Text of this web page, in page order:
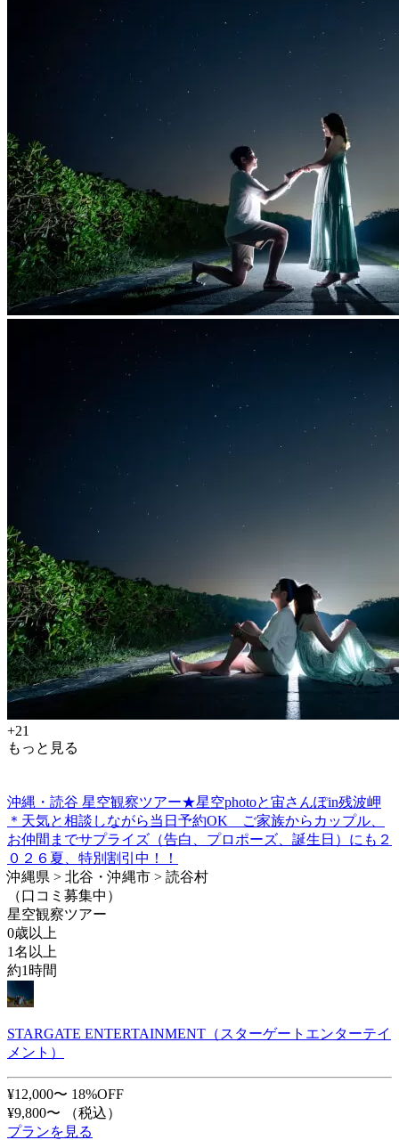
+21
もっと見る
沖縄・読谷 星空観察ツアー★星空photoと宙さんぽin残波岬
＊天気と相談しながら当日予約OK ご家族からカップル、
お仲間までサプライズ（告白、プロポーズ、誕生日）にも２
０２６夏、特別割引中！！
沖縄県 > 北谷・沖縄市 > 読谷村
（口コミ募集中）
星空観察ツアー
0歳以上
1名以上
約1時間
STARGATE ENTERTAINMENT（スターゲートエンターテイ
メント）
¥12,000〜 18%OFF
¥9,800〜
（税込）
プランを見る